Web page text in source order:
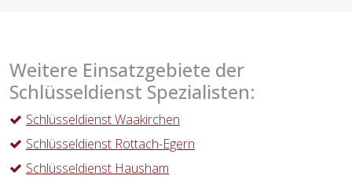
Weitere Einsatzgebiete der
Schlüsseldienst Spezialisten:
Schlüsseldienst Waakirchen
Schlüsseldienst Rottach-Egern
Schlüsseldienst Hausham